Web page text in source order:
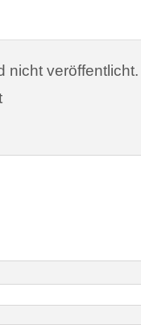
nicht veröffentlicht.